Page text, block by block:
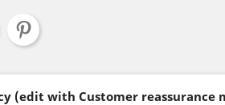
(edit with Customer reassurance